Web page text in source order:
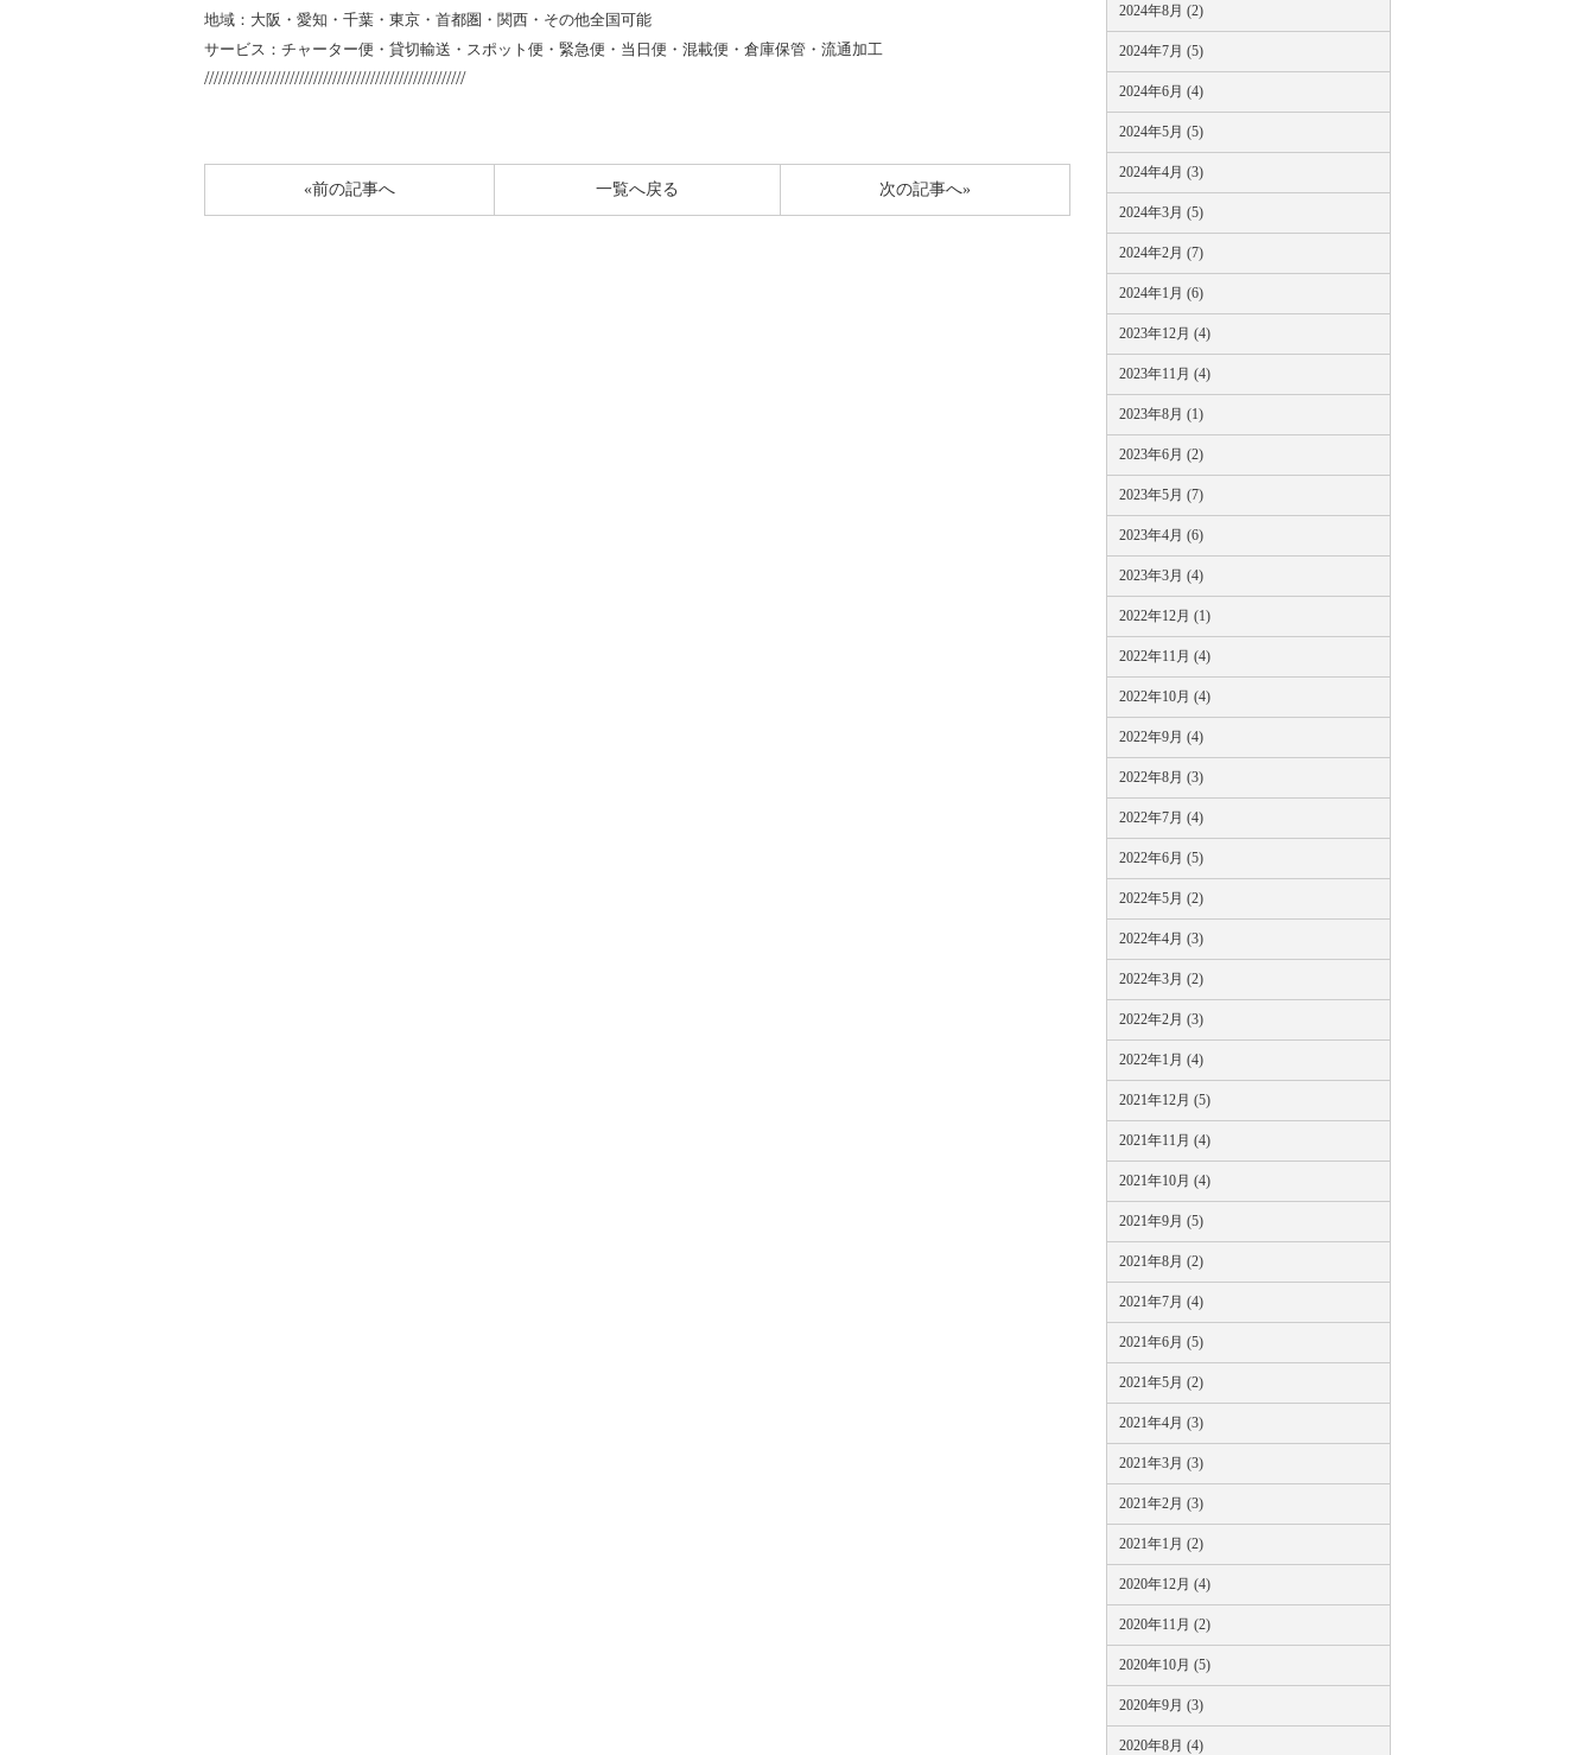
地域：大阪・愛知・千葉・東京・首都圏・関西・その他全国可能
サービス：チャーター便・貸切輸送・スポット便・緊急便・当日便・混載便・倉庫保管・流通加工
///////////////////////////////////////////////////////
«前の記事へ 次の記事へ»
一覧へ戻る
2024年8月 (2)
2024年7月 (5)
2024年6月 (4)
2024年5月 (5)
2024年4月 (3)
2024年3月 (5)
2024年2月 (7)
2024年1月 (6)
2023年12月 (4)
2023年11月 (4)
2023年8月 (1)
2023年6月 (2)
2023年5月 (7)
2023年4月 (6)
2023年3月 (4)
2022年12月 (1)
2022年11月 (4)
2022年10月 (4)
2022年9月 (4)
2022年8月 (3)
2022年7月 (4)
2022年6月 (5)
2022年5月 (2)
2022年4月 (3)
2022年3月 (2)
2022年2月 (3)
2022年1月 (4)
2021年12月 (5)
2021年11月 (4)
2021年10月 (4)
2021年9月 (5)
2021年8月 (2)
2021年7月 (4)
2021年6月 (5)
2021年5月 (2)
2021年4月 (3)
2021年3月 (3)
2021年2月 (3)
2021年1月 (2)
2020年12月 (4)
2020年11月 (2)
2020年10月 (5)
2020年9月 (3)
2020年8月 (4)